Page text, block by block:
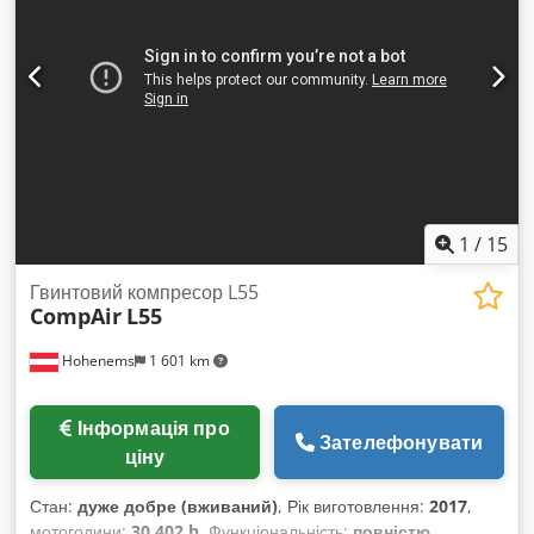
1 / 15
Hohenems 1 601 km
Гвинтовий компресор L55
CompAir L55
ціну
Зателефонувати
Стан: дуже добре (вживаний), Рік виготовлення: 2017,